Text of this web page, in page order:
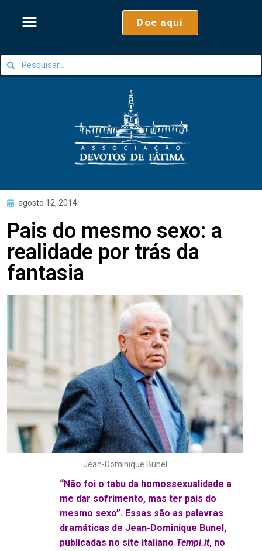
Doe aqui
agosto 12, 2014
Pais do mesmo sexo: a
realidade por trás da
fantasia
Jean-Dominique Bunel
“Não foi o tabu da homossexualidade a
me dar sofrimento, mas ter pais do
mesmo sexo”. Essas são as palavras
dramáticas de Jean-Dominique Bunel,
publicadas no site italiano Tempi.it, no